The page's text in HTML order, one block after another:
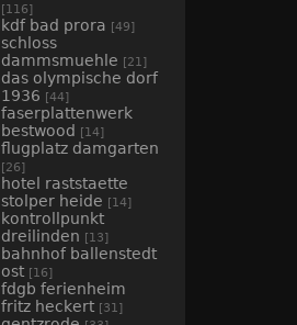
[116]
kdf bad prora [49]
schloss
dammsmuehle [21]
das olympische dorf
1936 [44]
faserplattenwerk
bestwood [14]
flugplatz damgarten
[26]
hotel raststaette
stolper heide [14]
kontrollpunkt
dreilinden [13]
bahnhof ballenstedt
ost [16]
fdgb ferienheim
fritz heckert [31]